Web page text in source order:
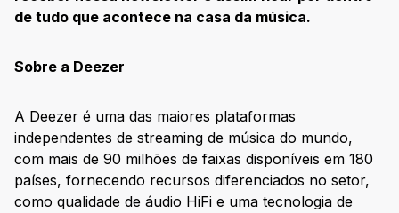
de tudo que acontece na casa da música.
Sobre a Deezer
A Deezer é uma das maiores plataformas
independentes de streaming de música do mundo,
com mais de 90 milhões de faixas disponíveis em 180
países, fornecendo recursos diferenciados no setor,
como qualidade de áudio HiFi e uma tecnologia de